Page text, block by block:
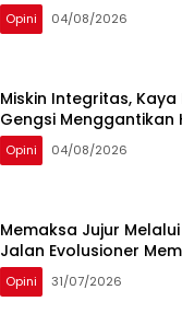
Opini 04/08/2026
Miskin Integritas,
Gengsi Menggantikan
Opini 04/08/2026
Memaksa Jujur
Jalan Evolusioner
Opini 31/07/2026